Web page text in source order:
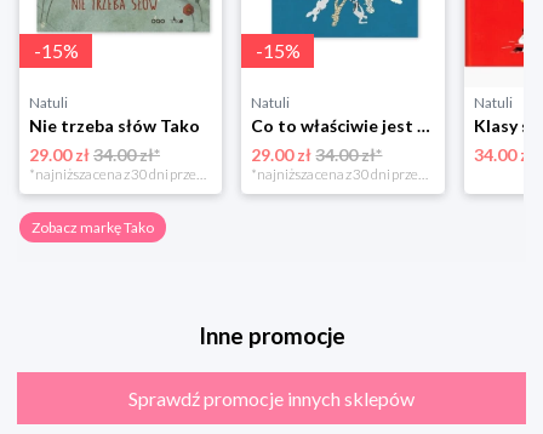
-15%
Natuli
Nie trzeba słów Tako
29.00 zł34.00 zł*
-15%
Natuli
Co to właściwie jest demokracja Tako
29.00 zł 34.00 zł*
Natuli
34.00 zł
Zobacz markę Tako
Inne promocje
Sprawdź promocje innych sklepów